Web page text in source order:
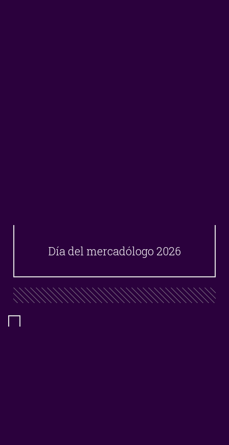
Día del mercadólogo 2026